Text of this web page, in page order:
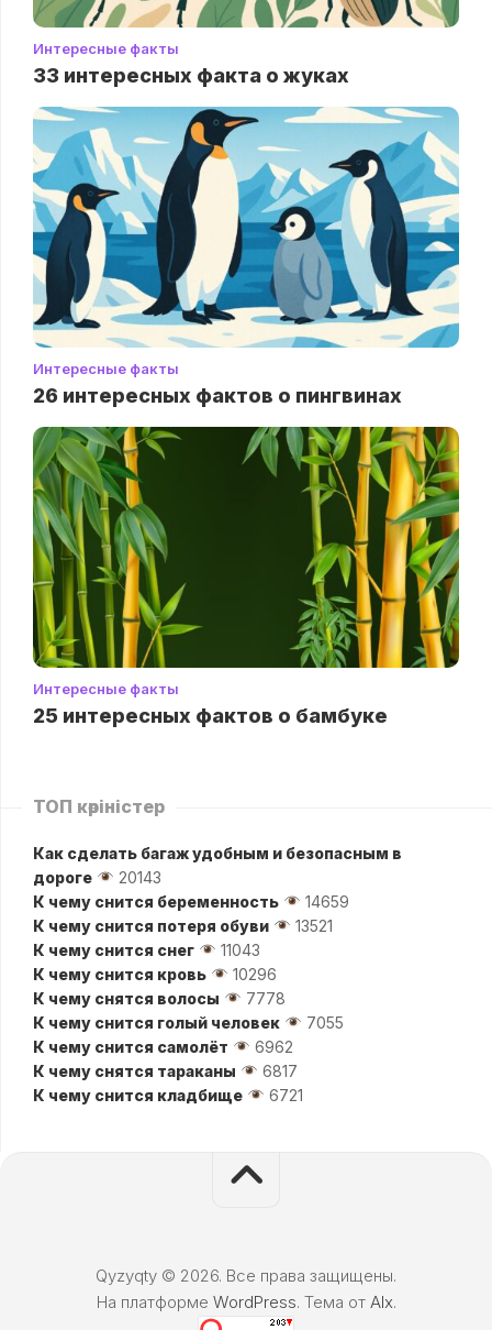
Интересные факты
33 интересных факта о жуках
Интересные факты
26 интересных фактов о пингвинах
Интересные факты
25 интересных фактов о бамбуке
ТОП көріністер
Как сделать багаж удобным и безопасным в
дороге
20143
К чему снится беременность
14659
К чему снится потеря обуви
13521
К чему снится снег
11043
К чему снится кровь
10296
К чему снятся волосы
7778
К чему снится голый человек
7055
К чему снится самолёт
6962
К чему снятся тараканы
6817
К чему снится кладбище
6721
Qyzyqty © 2026. Все права защищены.
На платформе WordPress. Тема от Alx.